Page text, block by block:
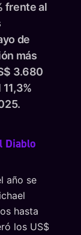
frente al
de
más
3.680
Diablo
año se
hasta
los US$